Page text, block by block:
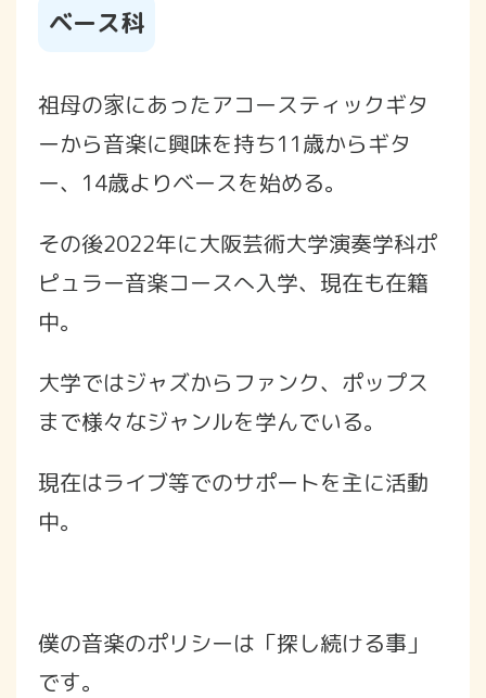
ベース科
祖母の家にあったアコースティックギタ
ーから音楽に興味を持ち11歳からギタ
ー、14歳よりベースを始める。
その後2022年に大阪芸術大学演奏学科ポ
ピュラー音楽コースへ入学、現在も在籍
中。
大学ではジャズからファンク、ポップス
まで様々なジャンルを学んでいる。
現在はライブ等でのサポートを主に活動
中。
僕の音楽のポリシーは「探し続ける事」
です。